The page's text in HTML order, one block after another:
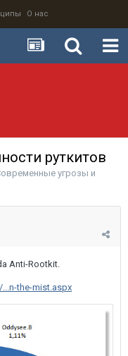
О нас
руткитов
угрозы и
Anti-Rootkit.
the-mist.aspx